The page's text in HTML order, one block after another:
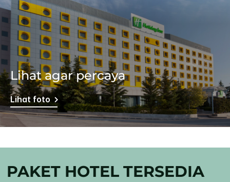
Lihat agar percaya
Lihat foto
PAKET HOTEL TERSEDIA